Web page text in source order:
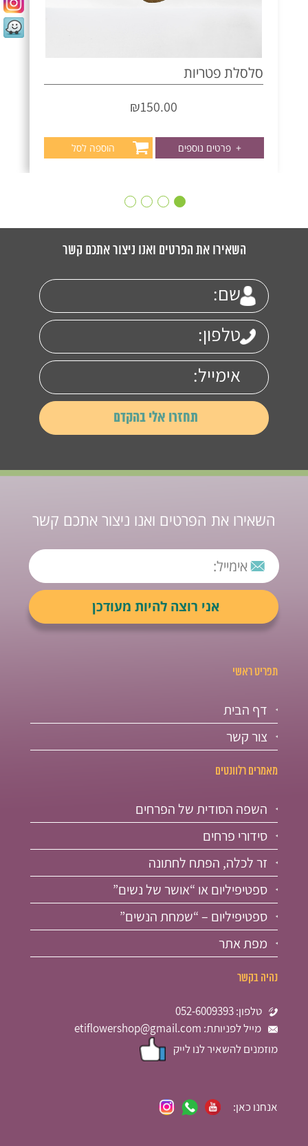
סלסלת פטריות
₪150.00
+ פרטים נוספים הוספה לסל
השאירו את הפרטים ואנו ניצור אתכם קשר
השאירו את הפרטים ואנו ניצור אתכם קשר
תפריט ראשי
דף הבית
צור קשר
מאמרים רלוונטים
השפה הסודית של הפרחים
סידורי פרחים
זר לכלה, הפתח לחתונה
ספטיפיליום או “אושר של נשים”
ספטיפיליום – “שמחת הנשים”
מפת אתר
נהיה בקשר
טלפון: 052-6009393
מייל לפניותת: etiflowershop@gmail.com
מוזמנים להשאיר לנו לייק
אנחנו כאן: